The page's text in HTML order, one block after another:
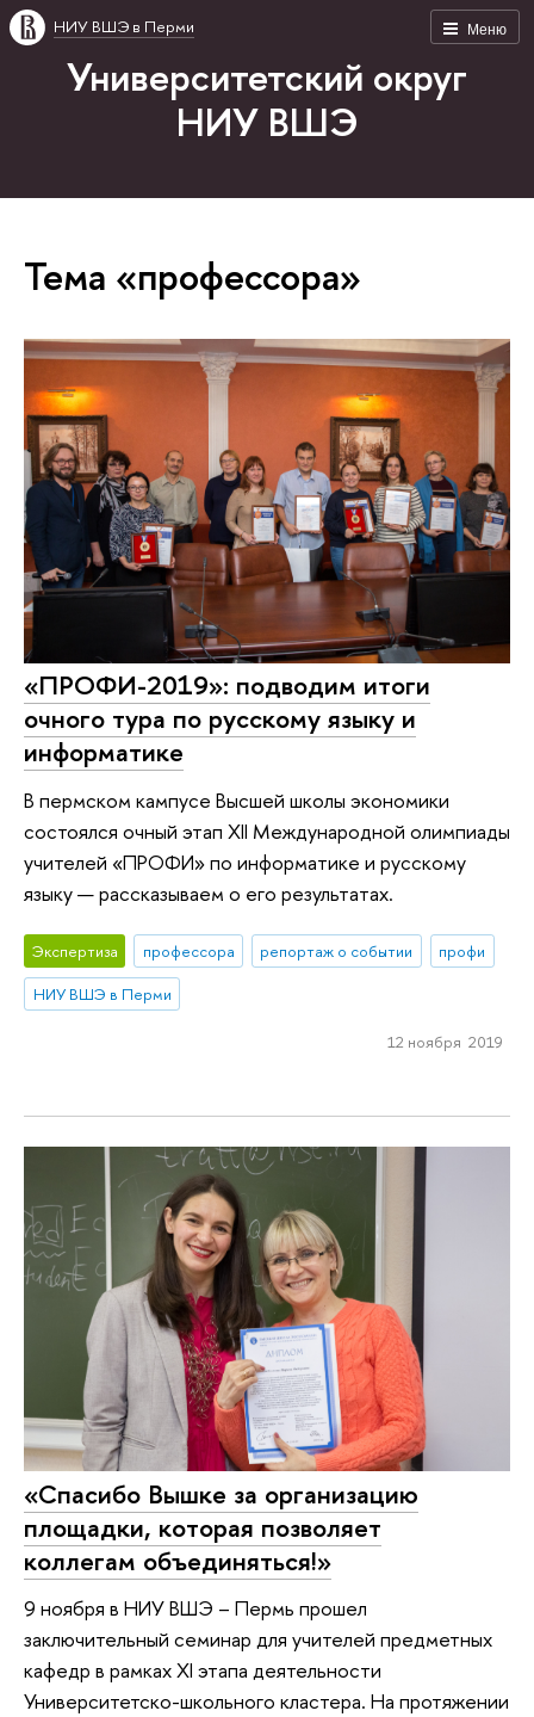
Меню
НИУ ВШЭ в Перми
Университетский округ
НИУ ВШЭ
Тема «профессора»
«ПРОФИ-2019»: подводим итоги
очного тура по русскому языку и
информатике
В пермском кампусе Высшей школы экономики
состоялся очный этап XII Международной олимпиады
учителей «ПРОФИ» по информатике и русскому
языку — рассказываем о его результатах.
Экспертиза профессора репортаж о событии
профи
НИУ ВШЭ в Перми
12 ноября 2019
«Спасибо Вышке за организацию
площадки, которая позволяет
коллегам объединяться!»
9 ноября в НИУ ВШЭ – Пермь прошел
заключительный семинар для учителей предметных
кафедр в рамках XI этапа деятельности
Университетско-школьного кластера. На протяжении